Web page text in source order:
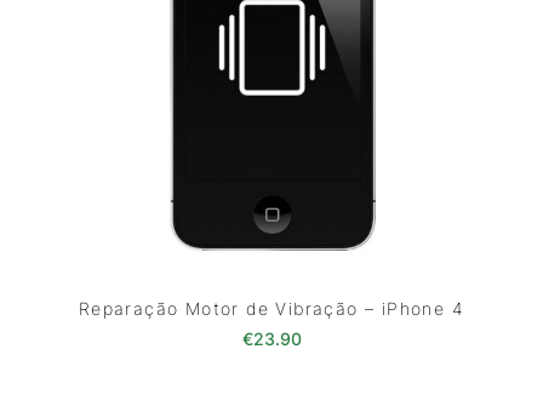
Reparação Motor de Vibração – iPhone 4
€23.90